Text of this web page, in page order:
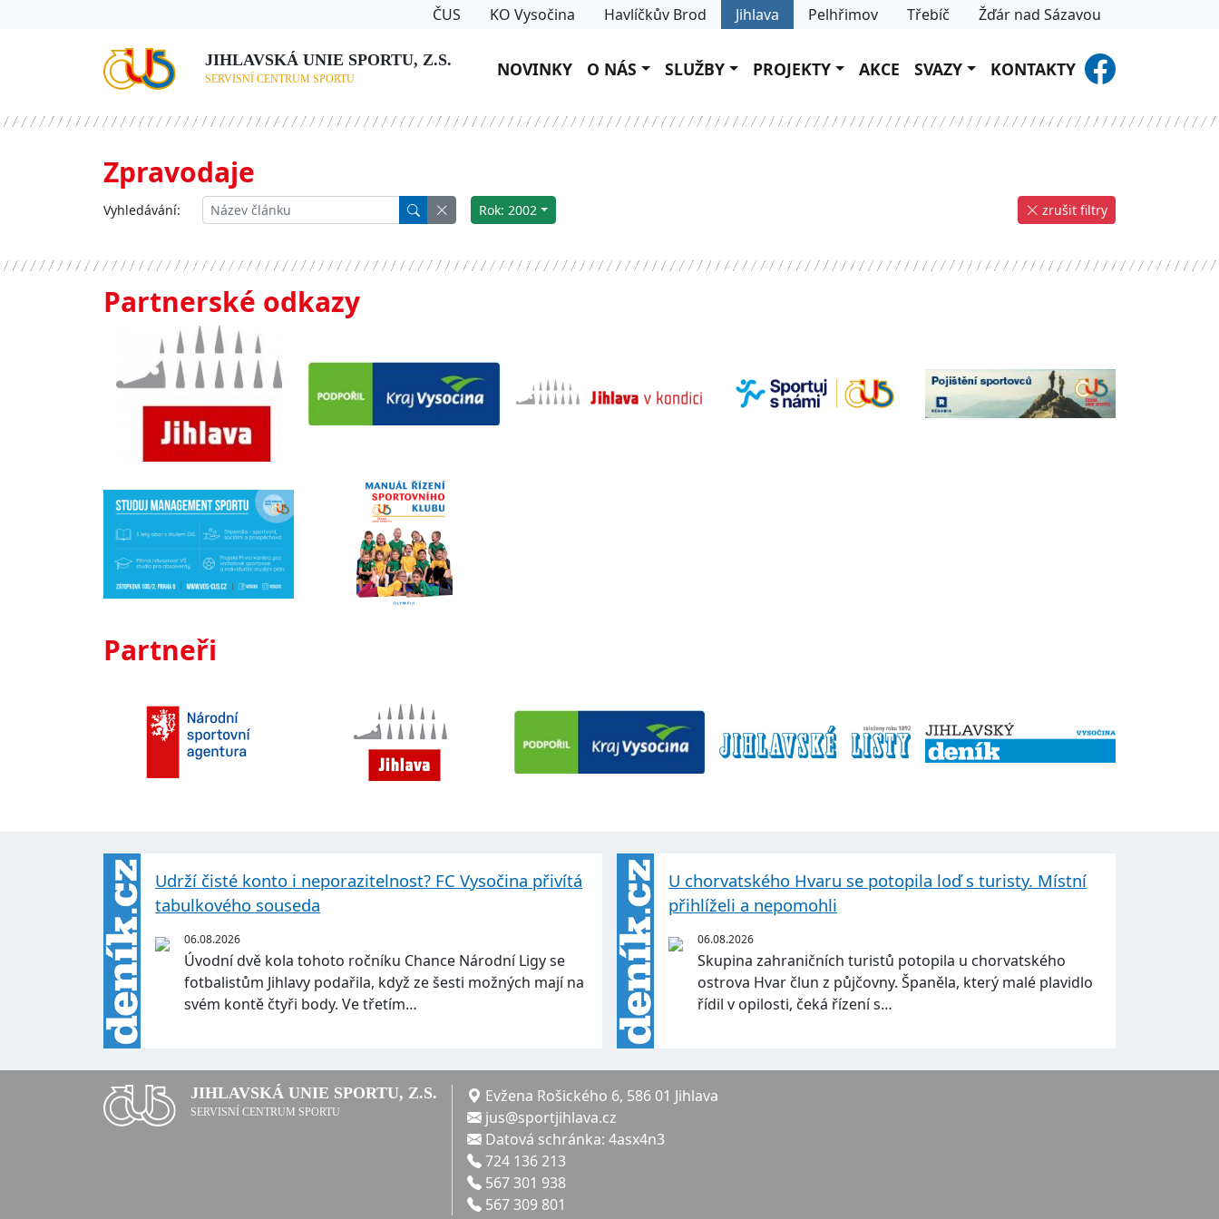
ČUS KO Vysočina Havlíčkův Brod Jihlava Pelhřimov Třebíč Žďár nad Sázavou
JIHLAVSKÁ UNIE SPORTU, Z.S.
SERVISNÍ CENTRUM SPORTU NOVINKY O NÁS SLUŽBY PROJEKTY AKCE SVAZY KONTAKTY
Zpravodaje
Vyhledávání: Rok: 2002 zrušit filtry
Partnerské odkazy
Partneři
Udrží čisté konto i neporazitelnost? FC Vysočina přivítá
tabulkového souseda
06.08.2026
Úvodní dvě kola tohoto ročníku Chance Národní Ligy se
fotbalistům Jihlavy podařila, když ze šesti možných mají na
svém kontě čtyři body. Ve třetím…
U chorvatského Hvaru se potopila loď s turisty. Místní
přihlíželi a nepomohli
06.08.2026
Skupina zahraničních turistů potopila u chorvatského
ostrova Hvar člun z půjčovny. Španěla, který malé plavidlo
řídil v opilosti, čeká řízení s…
JIHLAVSKÁ UNIE SPORTU, Z.S.
SERVISNÍ CENTRUM SPORTU
Evžena Rošického 6, 586 01 Jihlava
jus@sportjihlava.cz
Datová schránka: 4asx4n3
724 136 213
567 301 938
567 309 801